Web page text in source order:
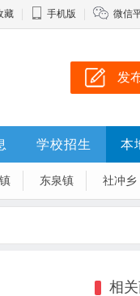
藏 手机版 微信
发
学校招生 本
东泉镇 社冲乡
相关